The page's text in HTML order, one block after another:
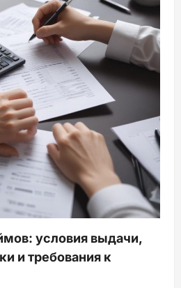
условия выдачи,
и требования к